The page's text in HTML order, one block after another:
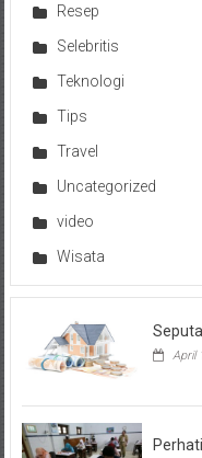
Resep
Selebritis
Teknologi
Tips
Travel
Uncategorized
video
Wisata
April